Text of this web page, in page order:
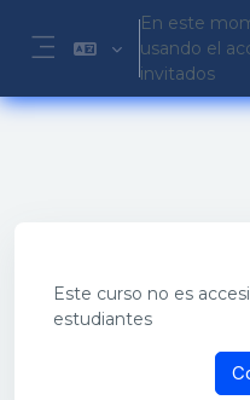
Salta al contenido principal
Panel lateral
En este
usando el
invitados
Este curso no es
estudiantes